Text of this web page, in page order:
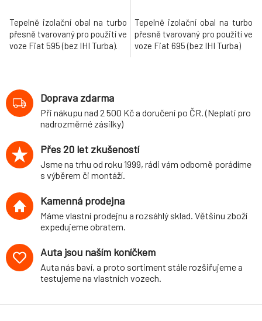
Tepelně izolační obal na turbo
přesně tvarovaný pro použití ve
voze Fiat 595 (bez IHI Turba).
Tepelně izolační obal na turbo
přesně tvarovaný pro použití ve
voze Fiat 695 (bez IHI Turba)
Doprava zdarma
Při nákupu nad 2 500 Kč a doručení po ČR. (Neplatí pro
nadrozměrné zásilky)
Přes 20 let zkušeností
Jsme na trhu od roku 1999, rádi vám odborně porádíme
s výběrem či montáží.
Kamenná prodejna
Máme vlastní prodejnu a rozsáhlý sklad. Většinu zboží
expedujeme obratem.
Auta jsou naším koníčkem
Auta nás baví, a proto sortiment stále rozšiřujeme a
testujeme na vlastních vozech.